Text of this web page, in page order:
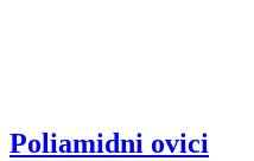
Poliamidni ovici